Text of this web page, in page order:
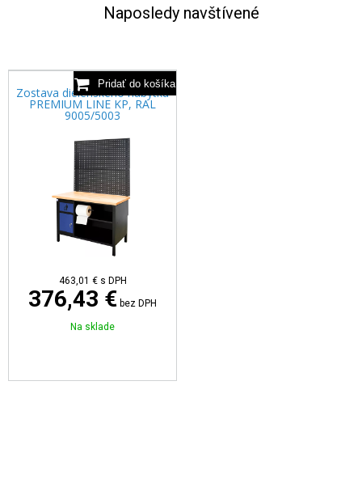
Naposledy navštívené
Zostava dielenského nábytku
PREMIUM LINE KP, RAL
9005/5003
463,01 € s DPH
376,43 € bez DPH
Na sklade